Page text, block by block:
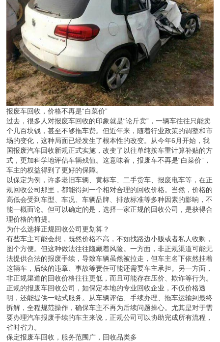
报废车回收，价格不再是“白菜价”
过去，很多人对报废车回收的印象就是“论斤卖”，一辆车往往只能卖
个几百块钱，甚至不够拖车费。但近年来，随着行业政策的调整和市
场的变化，这种局面已经发生了根本性的改变。从今年6月开始，我
国报废汽车回收新规正式实施，改变了以往单纯按车重计算补贴的方
式，更加科学地评估车辆残值。这意味着，报废车不再是“白菜价”，
车主的权益得到了更好的保障。
以保定为例，许多老旧车辆、黄标车、二手货车、报废电车等，在正
规回收公司那里，都能得到一个相对合理的回收价格。当然，价格的
高低会受到车型、车况、车辆品牌、排放标准等多种因素的影响，不
能一概而论。但可以确定的是，选择一家正规的回收公司，是获得合
理价格的前提。
为什么选择正规回收公司更划算？
有些车主可能会想，既然价格不高，不如找路边小贩或者私人收购，
图个方便。但这种做法往往隐藏着风险。一方面，非正规渠道可能无
法提供合法的报废手续，导致车辆虽然被拉走，但车主名下依然挂着
这辆车，后续的违章、事故等责任可能还需要车主承担。另一方面，
非正规渠道的回收价格往往更低，而且可能存在压价、欺诈等行为。
正规的报废车回收公司，如保定本地的专业回收企业，不仅价格透
明，还能提供一站式服务。从车辆评估、手续办理、拖车运输到最终
拆解，全程规范操作，确保车主不再为后续问题操心。尤其是对于需
要办理汽车报废手续的车主来说，正规公司可以协助完成所有流程，
省时省力。
保定报废车回收，服务范围广，回收品类多